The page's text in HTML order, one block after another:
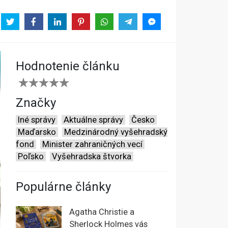
Hodnotenie článku
Značky
Iné správy Aktuálne správy
Česko
Maďarsko
Medzinárodný vyšehradský
fond
Minister zahraničných vecí
Poľsko
Vyšehradska štvorka
Populárne články
Agatha Christie a
Sherlock Holmes vás